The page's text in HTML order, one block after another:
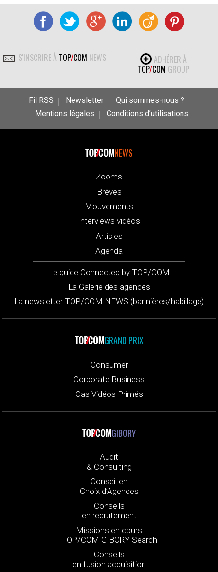
S'INSCRIRE À TOP/COM NEWS
ADHÉRER À
TOP/COM GROUP
Fil RSS Newsletter
Qui sommes-nous ?
Mentions légales
Conditions d’utilisations
NEWS
Zooms
Brèves
Mouvements
Interviews vidéos
Articles
Agenda
Le guide Connected by TOP/COM
La Galerie des agences
La newsletter TOP/COM NEWS (bannières/habillage)
GRAND PRIX
Consumer
Corporate Business
Cas Vidéos Primés
GIBORY
Audit
& Consulting
Conseil en
Choix d’Agences
Conseils
en recrutement
Missions en cours
TOP/COM GIBORY Search
Conseils
en fusion acquisition